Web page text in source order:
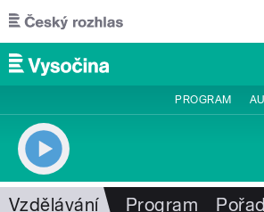
Přejít k hlavnímu obsahu
PROGRAM
Vzdělávání Program